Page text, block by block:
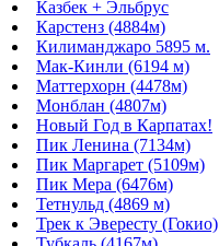
Казбек + Эльбрус
Карстенз (4884м)
Килиманджаро 5895 м.
Мак-Кинли (6194 м)
Маттерхорн (4478м)
Монблан (4807м)
Новый Год в Карпатах!
Пик Ленина (7134м)
Пик Маргарет (5109м)
Пик Мера (6476м)
Тетнульд (4869 м)
Трек к Эвересту (Гокио)